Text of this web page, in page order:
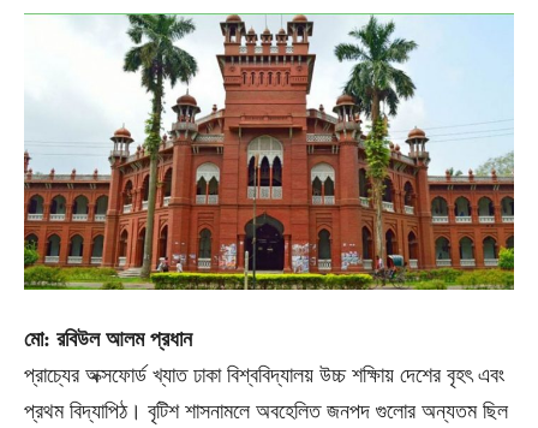
মো: রবিউল আলম প্রধান
প্রাচ্যের অক্সফোর্ড খ্যাত ঢাকা বিশ্ববিদ্যালয় উচ্চ শক্ষিায় দেশের বৃহৎ এবং
প্রথম বিদ্যাপিঠ। বৃটিশ শাসনামলে অবহেলিত জনপদ গুলোর অন্যতম ছিল